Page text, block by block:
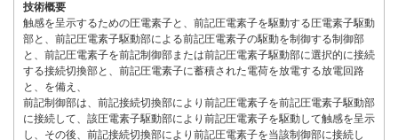
技術概要
触感を呈示するための圧電素子と、前記圧電素子を駆動する圧電素子駆動
部と、前記圧電素子駆動部による前記圧電素子の駆動を制御する制御部
と、前記圧電素子を前記制御部または前記圧電素子駆動部に選択的に接続
する接続切換部と、前記圧電素子に蓄積された電荷を放電する放電回路
と、を備え、
前記制御部は、前記接続切換部により前記圧電素子を前記圧電素子駆動部
に接続して、該圧電素子駆動部により前記圧電素子を駆動して触感を呈示
し、その後、前記接続切換部により前記圧電素子を当該制御部に接続し